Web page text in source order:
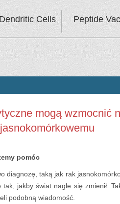
Dendritic Cells Peptide Vac
mogą wzmocnić
pomóc
diagnozę, taką jak rak
jakby świat nagle się zmienił.
podobną wiadomość.